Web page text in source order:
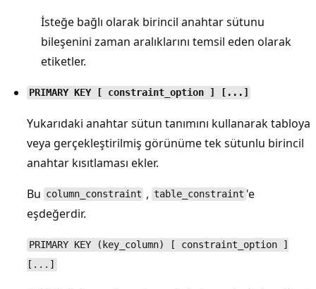
İsteğe bağlı olarak birincil anahtar sütunu
bileşenini zaman aralıklarını temsil eden olarak
etiketler.
PRIMARY KEY [ constraint_option ] [...]
Yukarıdaki anahtar sütun tanımını kullanarak tabloya
veya gerçekleştirilmiş görünüme tek sütunlu birincil
anahtar kısıtlaması ekler.
Bu column_constraint , table_constraint 'e
eşdeğerdir.
PRIMARY KEY (key_column) [ constraint_option ]
[...]